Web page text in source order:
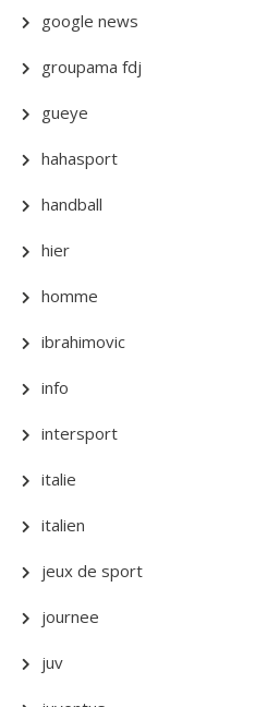
google news
groupama fdj
gueye
hahasport
handball
hier
homme
ibrahimovic
info
intersport
italie
italien
jeux de sport
journee
juv